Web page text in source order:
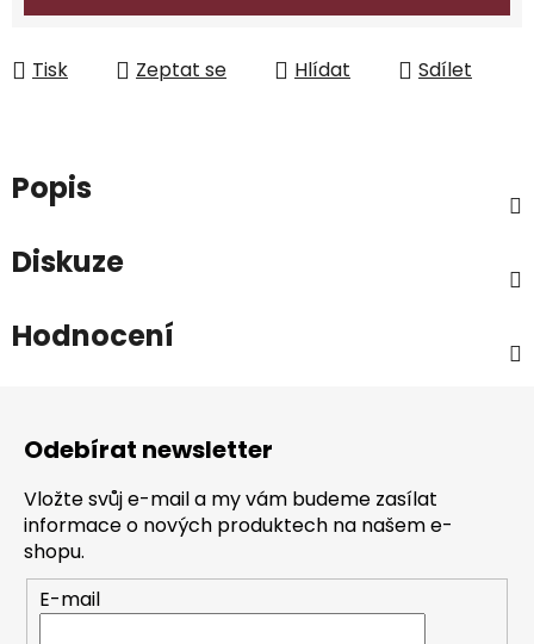
Tisk Zeptat se Hlídat Sdílet
Popis
Diskuze
Hodnocení
Odebírat newsletter
Vložte svůj e-mail a my vám budeme zasílat
informace o nových produktech na našem e-
shopu.
E-mail